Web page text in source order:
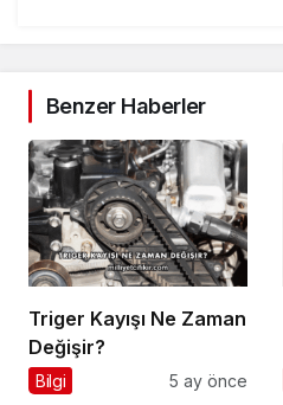
Benzer Haberler
Triger Kayışı Ne Zaman
Değişir?
Bilgi 5 ay önce